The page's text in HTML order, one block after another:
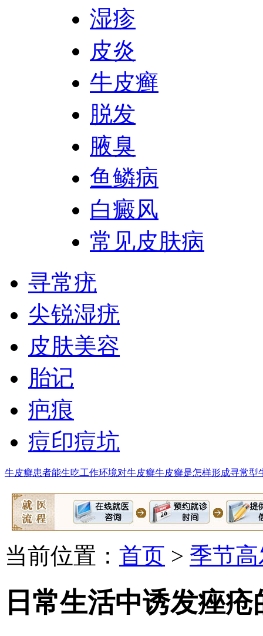
湿疹
皮炎
牛皮癣
脱发
腋臭
鱼鳞病
白癜风
常见皮肤病
寻常疣
尖锐湿疣
皮肤美容
胎记
疤痕
痘印痘坑
牛皮癣患者能生吃工作环境对牛皮癣牛皮癣是怎样形成寻常型
当前位置： 首页 > 季节
日常生活中诱发痤